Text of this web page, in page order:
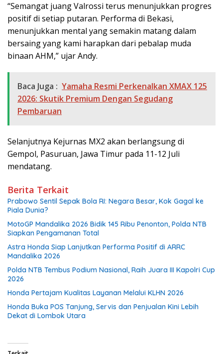
“Semangat juang Valrossi terus menunjukkan progres
positif di setiap putaran. Performa di Bekasi,
menunjukkan mental yang semakin matang dalam
bersaing yang kami harapkan dari pebalap muda
binaan AHM,” ujar Andy.
Baca Juga : Yamaha Resmi Perkenalkan XMAX 125
2026: Skutik Premium Dengan Segudang
Pembaruan
Selanjutnya Kejurnas MX2 akan berlangsung di
Gempol, Pasuruan, Jawa Timur pada 11-12 Juli
mendatang.
Berita Terkait
Prabowo Sentil Sepak Bola RI: Negara Besar, Kok Gagal ke
Piala Dunia?
MotoGP Mandalika 2026 Bidik 145 Ribu Penonton, Polda NTB
Siapkan Pengamanan Total
Astra Honda Siap Lanjutkan Performa Positif di ARRC
Mandalika 2026
Polda NTB Tembus Podium Nasional, Raih Juara III Kapolri Cup
2026
Honda Pertajam Kualitas Layanan Melalui KLHN 2026
Honda Buka POS Tanjung, Servis dan Penjualan Kini Lebih
Dekat di Lombok Utara